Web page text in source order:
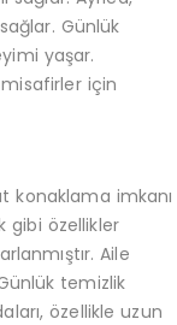
Günlük
yaşar.
için
konaklama imkanı
gibi özellikler
Aile
temizlik
özellikle uzun